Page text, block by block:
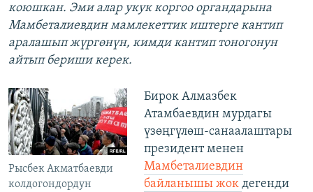
коюшкан. Эми алар укук коргоо органдарына
Мамбеталиевдин мамлекеттик иштерге кантип
аралашып жүргөнүн, кимди кантип тоногонун
айтып бериши керек.
Рысбек Акматбаевди
колдогондордун
Бирок Алмазбек
Атамбаевдин мурдагы
үзөңгүлөш-санаалаштары
президент менен
Мамбеталиевдин
байланышы жок дегенди